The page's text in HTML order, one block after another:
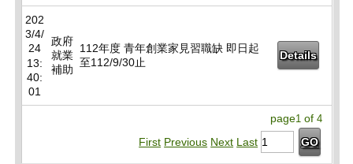
202
3/4/
24
13:
40:
01
政府
就業
補助
112年度 青年創業家見習職缺 即日起
至112/9/30止
Details
page1 of4
First Previous Next Last GO